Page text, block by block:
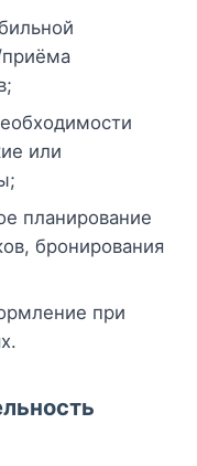
или
планирование
бронирования
при